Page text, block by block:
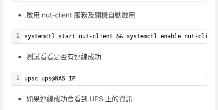
啟用 nut-client 服務及開機自動啟用
1 systemctl start nut-client && systemctl enable nut-client
測試看看是否有連線成功
1 upsc ups@NAS IP
如果連線成功會看到 UPS 上的資訊